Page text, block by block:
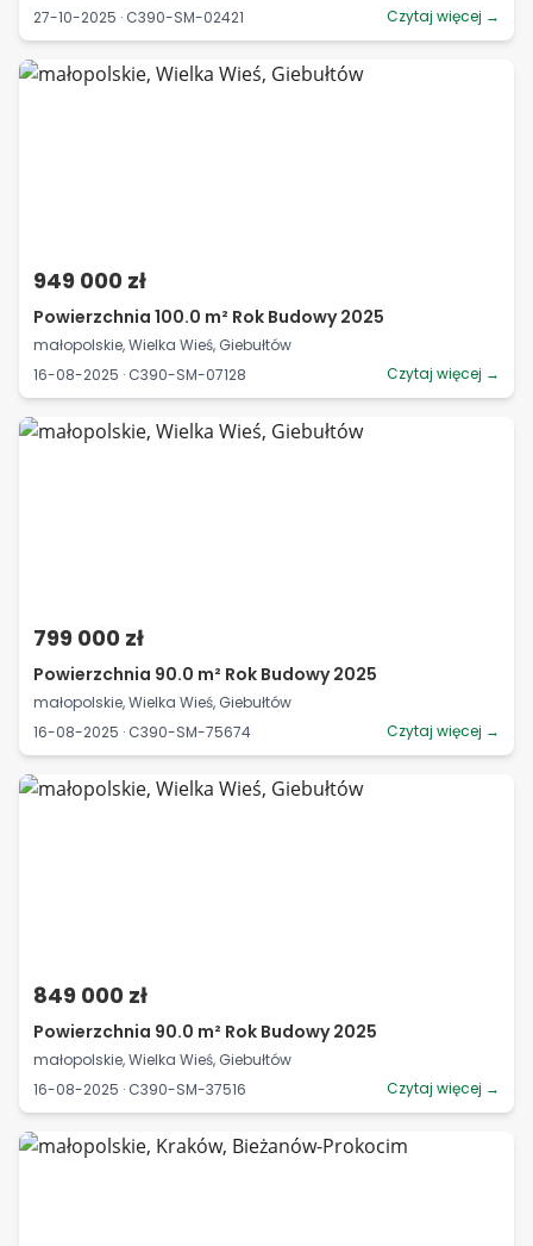
27-10-2025 · C390-SM-02421
Czytaj więcej →
949 000 zł
Powierzchnia 100.0 m² Rok Budowy 2025
małopolskie, Wielka Wieś, Giebułtów
16-08-2025 · C390-SM-07128
Czytaj więcej →
799 000 zł
Powierzchnia 90.0 m² Rok Budowy 2025
małopolskie, Wielka Wieś, Giebułtów
16-08-2025 · C390-SM-75674
Czytaj więcej →
849 000 zł
Powierzchnia 90.0 m² Rok Budowy 2025
małopolskie, Wielka Wieś, Giebułtów
16-08-2025 · C390-SM-37516
Czytaj więcej →